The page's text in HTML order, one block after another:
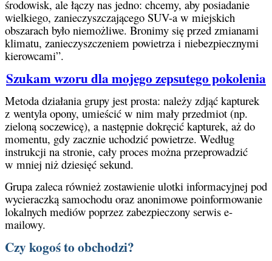
środowisk, ale łączy nas jedno: chcemy, aby posiadanie
wielkiego, zanieczyszczającego SUV-a w miejskich
obszarach było niemożliwe. Bronimy się przed zmianami
klimatu, zanieczyszczeniem powietrza i niebezpiecznymi
kierowcami”.
Szukam wzoru dla mojego zepsutego pokolenia
Metoda działania grupy jest prosta: należy zdjąć kapturek
z wentyla opony, umieścić w nim mały przedmiot (np.
zieloną soczewicę), a następnie dokręcić kapturek, aż do
momentu, gdy zacznie uchodzić powietrze. Według
instrukcji na stronie, cały proces można przeprowadzić
w mniej niż dziesięć sekund.
Grupa zaleca również zostawienie ulotki informacyjnej pod
wycieraczką samochodu oraz anonimowe poinformowanie
lokalnych mediów poprzez zabezpieczony serwis e-
mailowy.
Czy kogoś to obchodzi?